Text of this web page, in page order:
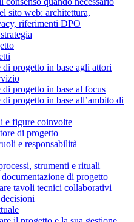
sito web: architettura,
riferimenti DPO
progetto in base agli attori
progetto in base al focus
progetto in base all’ambito di
e figure coinvolte
di progetto
e responsabilità
strumenti e rituali
di progetto
tavoli tecnici collaborativi